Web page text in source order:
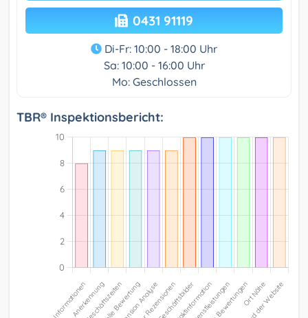
0431 91119
Di-Fr: 10:00 - 18:00 Uhr
Sa: 10:00 - 16:00 Uhr
Mo: Geschlossen
TBR® Inspektionsbericht: